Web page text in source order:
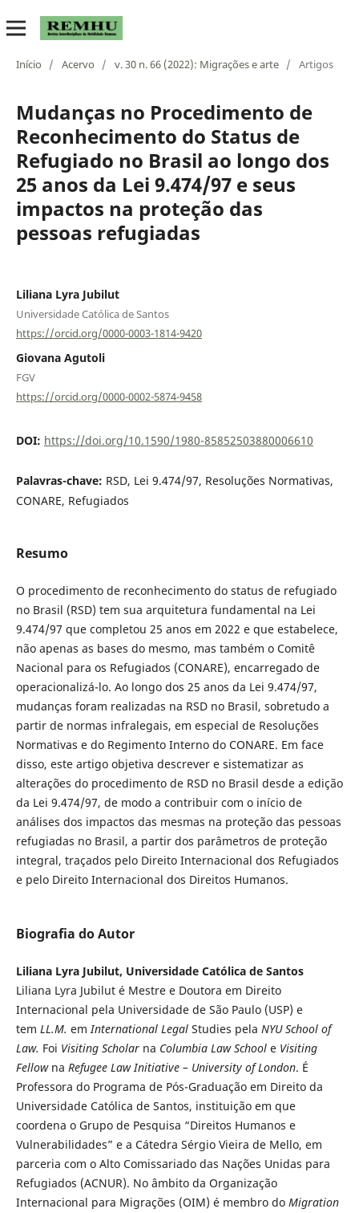
Início / Acervo / v. 30 n. 66 (2022): Migrações e arte / Artigos
Mudanças no Procedimento de
Reconhecimento do Status de
Refugiado no Brasil ao longo dos
25 anos da Lei 9.474/97 e seus
impactos na proteção das
pessoas refugiadas
Liliana Lyra Jubilut
Universidade Católica de Santos
https://orcid.org/0000-0003-1814-9420
Giovana Agutoli
FGV
https://orcid.org/0000-0002-5874-9458
DOI: https://doi.org/10.1590/1980-85852503880006610
Palavras-chave: RSD, Lei 9.474/97, Resoluções Normativas,
CONARE, Refugiados
Resumo
O procedimento de reconhecimento do status de refugiado
no Brasil (RSD) tem sua arquitetura fundamental na Lei
9.474/97 que completou 25 anos em 2022 e que estabelece,
não apenas as bases do mesmo, mas também o Comitê
Nacional para os Refugiados (CONARE), encarregado de
operacionalizá-lo. Ao longo dos 25 anos da Lei 9.474/97,
mudanças foram realizadas na RSD no Brasil, sobretudo a
partir de normas infralegais, em especial de Resoluções
Normativas e do Regimento Interno do CONARE. Em face
disso, este artigo objetiva descrever e sistematizar as
alterações do procedimento de RSD no Brasil desde a edição
da Lei 9.474/97, de modo a contribuir com o início de
análises dos impactos das mesmas na proteção das pessoas
refugiadas no Brasil, a partir dos parâmetros de proteção
integral, traçados pelo Direito Internacional dos Refugiados
e pelo Direito Internacional dos Direitos Humanos.
Biografia do Autor
Liliana Lyra Jubilut, Universidade Católica de Santos
Liliana Lyra Jubilut é Mestre e Doutora em Direito
Internacional pela Universidade de São Paulo (USP) e
tem LL.M. emInternational Legal Studies pela NYU School of
Law. Foi Visiting Scholarna Columbia Law Schoole Visiting
Fellowna Refugee Law Initiative – University of London. É
Professora do Programa de Pós-Graduação em Direito da
Universidade Católica de Santos, instituição em que
coordena o Grupo de Pesquisa “Direitos Humanos e
Vulnerabilidades” e a Cátedra Sérgio Vieira de Mello, em
parceria com o Alto Comissariado das Nações Unidas para
Refugiados (ACNUR). No âmbito da Organização
Internacional para Migrações (OIM) é membro do Migration